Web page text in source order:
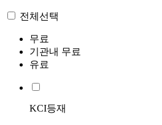
전체선택
무료
기관내 무료
유료
KCI등재